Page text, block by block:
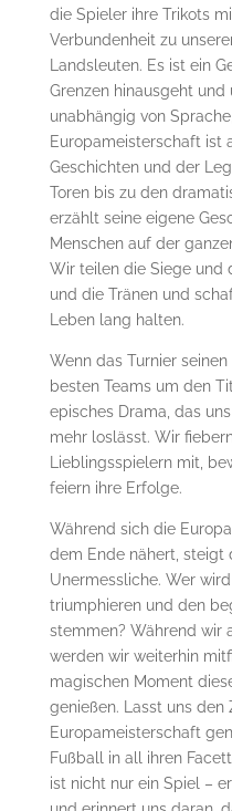
die Spieler ihre Trikots
Verbundenheit zu
Landsleuten. Es ist ein
Grenzen hinausgeht und
unabhängig von
Europameisterschaft ist
Geschichten und der
Toren bis zu den
erzählt seine eigene
Menschen auf der
Wir teilen die Siege und
und die Tränen und
Leben lang halten.
Wenn das Turnier
besten Teams um den
episches Drama, das
mehr loslässt. Wir
Lieblingsspielern mit,
feiern ihre Erfolge.
Während sich die
dem Ende nähert, steigt
Unermessliche. Wer
triumphieren und den
stemmen? Während wir
werden wir weiterhin
magischen Moment
genießen. Lasst uns den
Europameisterschaft
Fußball in all ihren
ist nicht nur ein Spiel –